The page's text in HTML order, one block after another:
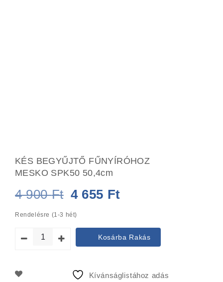
KÉS BEGYŰJTŐ FŰNYÍRÓHOZ
MESKO SPK50 50,4cm
4 900Ft Original
price
was:
900 Ft.
4 655 Ft
is:
4
Rendelésre (1-3 hét)
Kosárba Rakás
Kívánságlistához adás